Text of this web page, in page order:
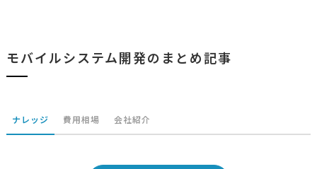
モバイルシステム開発のまとめ記事
ナレッジ 費用相場 会社紹介